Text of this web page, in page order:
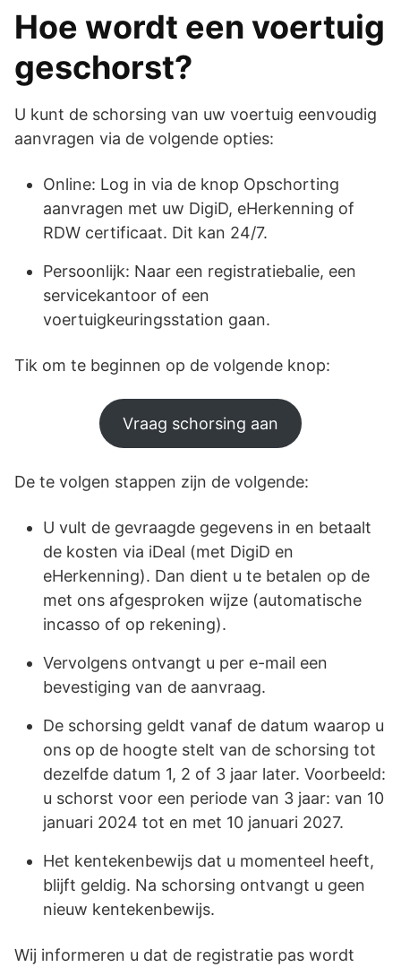
Hoe wordt een voertuig
geschorst?
U kunt de schorsing van uw voertuig eenvoudig
aanvragen via de volgende opties:
Online: Log in via de knop Opschorting
aanvragen met uw DigiD, eHerkenning of
RDW certificaat. Dit kan 24/7.
Persoonlijk: Naar een registratiebalie, een
servicekantoor of een
voertuigkeuringsstation gaan.
Tik om te beginnen op de volgende knop:
Vraag schorsing aan
De te volgen stappen zijn de volgende:
U vult de gevraagde gegevens in en betaalt
de kosten via iDeal (met DigiD en
eHerkenning). Dan dient u te betalen op de
met ons afgesproken wijze (automatische
incasso of op rekening).
Vervolgens ontvangt u per e-mail een
bevestiging van de aanvraag.
De schorsing geldt vanaf de datum waarop u
ons op de hoogte stelt van de schorsing tot
dezelfde datum 1, 2 of 3 jaar later. Voorbeeld:
u schorst voor een periode van 3 jaar: van 10
januari 2024 tot en met 10 januari 2027.
Het kentekenbewijs dat u momenteel heeft,
blijft geldig. Na schorsing ontvangt u geen
nieuw kentekenbewijs.
Wij informeren u dat de registratie pas wordt